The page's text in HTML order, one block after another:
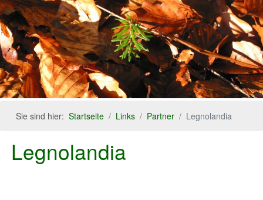
Sie sind hier:Startseite Links Partner Legnolandia
Legnolandia